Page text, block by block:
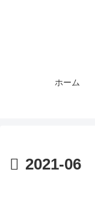
ホーム
2021-06